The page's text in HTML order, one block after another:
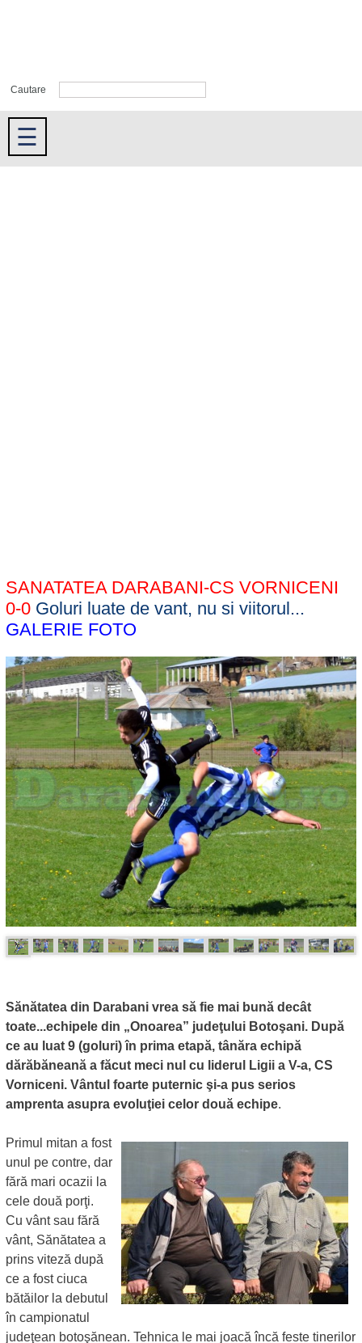
Cautare
☰
SANATATEA DARABANI-CS VORNICENI
0-0Goluri luate de vant, nu si viitorul...
GALERIE FOTO
Sănătatea din Darabani vrea să fie mai bună decât
toate...echipele din „Onoarea” judeţului Botoşani. După
ce au luat 9 (goluri) în prima etapă, tânăra echipă
dărăbăneană a făcut meci nul cu liderul Ligii a V-a, CS
Vorniceni. Vântul foarte puternic şi-a pus serios
amprenta asupra evoluţiei celor două echipe.
Primul mitan a fost
unul pe contre, dar
fără mari ocazii la
cele două porţi.
Cu vânt sau fără
vânt, Sănătatea a
prins viteză după
ce a fost ciuca
bătăilor la debutul
în campionatul
judeţean botoşănean. Tehnica le mai joacă încă feste tinerilor